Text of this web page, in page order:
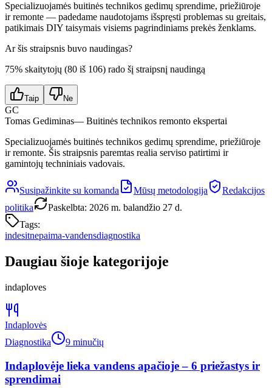
Specializuojamės buitinės technikos gedimų sprendime, priežiūroje
ir remonte — padedame naudotojams išspręsti problemas su greitais,
patikimais DIY taisymais visiems pagrindiniams prekės ženklams.
Ar šis straipsnis buvo naudingas?
75% skaitytojų (80 iš 106) rado šį straipsnį naudingą
Taip Ne
GC
Tomas Gediminas— Buitinės technikos remonto ekspertai
Specializuojamės buitinės technikos gedimų sprendime, priežiūroje
ir remonte. Šis straipsnis paremtas realia serviso patirtimi ir
gamintojų techniniais vadovais.
Susipažinkite su komanda Mūsų metodologija
Redakcijos
politika
Paskelbta: 2026 m. balandžio 27 d.
Tags:
indesitnepaima-vandensdiagnostika
Daugiau šioje kategorijoje
indaploves
Indaplovės
Diagnostika
9 minučių
Indaplovėje lieka vandens apačioje – 6 priežastys ir
sprendimai